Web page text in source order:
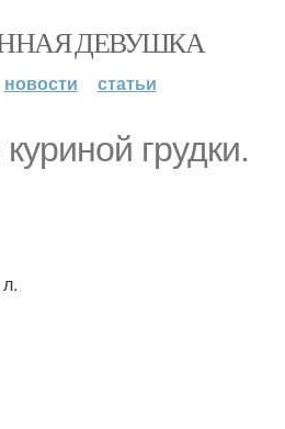
ДЕВУШКА
новости статьи
грудки.